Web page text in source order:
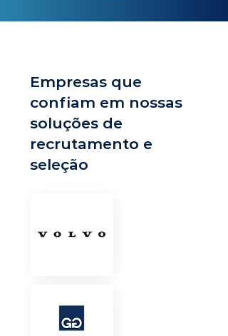
Empresas que
confiam em nossas
soluções de
recrutamento e
seleção